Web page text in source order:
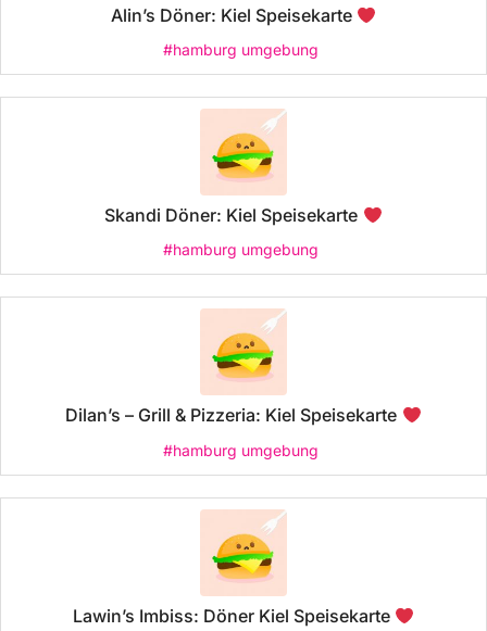
Alin’s Döner: Kiel Speisekarte
#hamburg umgebung
Skandi Döner: Kiel Speisekarte
#hamburg umgebung
Dilan’s – Grill & Pizzeria: Kiel Speisekarte
#hamburg umgebung
Lawin’s Imbiss: Döner Kiel Speisekarte